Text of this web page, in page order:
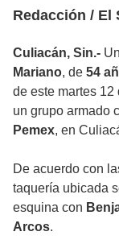
Redacción / El
Culiacán, Sin.-
Mariano, de 54
de este martes 12
un grupo armado
Pemex, en
De acuerdo con
taquería ubicada
esquina con
Arcos.